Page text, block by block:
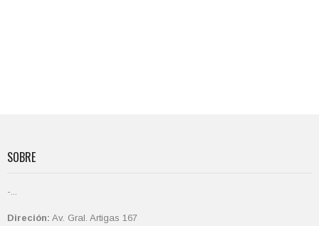
SOBRE
-...
Direción: Av. Gral. Artigas 167